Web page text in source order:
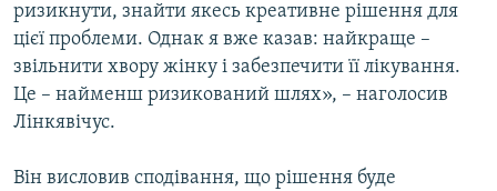
ризикнути, знайти якесь креативне рішення для
цієї проблеми. Однак я вже казав: найкраще –
звільнити хвору жінку і забезпечити її лікування.
Це – найменш ризикований шлях», – наголосив
Лінкявічус.
Він висловив сподівання, що рішення буде